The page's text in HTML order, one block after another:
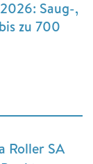
Saug-,
zu 700
Roller SA